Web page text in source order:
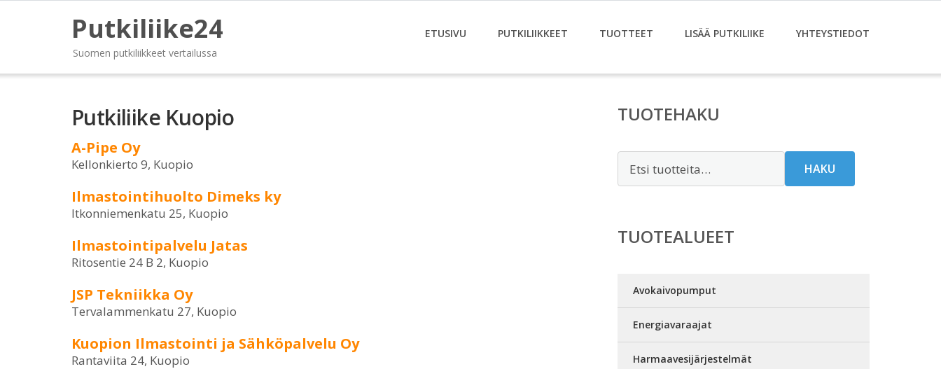
Putkiliike24
Suomen putkiliikkeet vertailussa
ETUSIVU PUTKILIIKKEET TUOTTEET LISÄÄ PUTKILIIKE YHTEYSTIEDOT
Putkiliike Kuopio
A-Pipe Oy
Kellonkierto 9, Kuopio
Ilmastointihuolto Dimeks ky
Itkonniemenkatu 25, Kuopio
Ilmastointipalvelu Jatas
Ritosentie 24 B 2, Kuopio
JSP Tekniikka Oy
Tervalammenkatu 27, Kuopio
Kuopion Ilmastointi ja Sähköpalvelu Oy
Rantaviita 24, Kuopio
TUOTEHAKU
HAKU
TUOTEALUEET
Avokaivopumput
Energiavaraajat
Harmaavesijärjestelmät